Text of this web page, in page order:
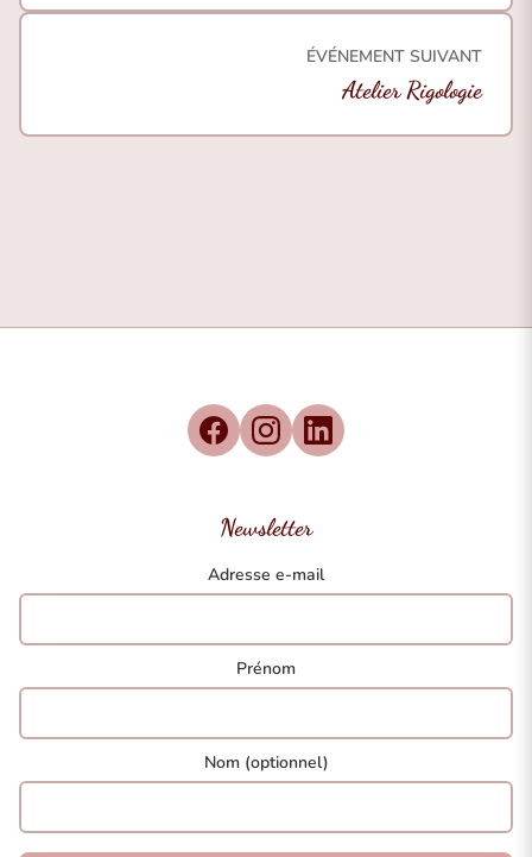
ÉVÉNEMENT SUIVANT
Atelier Rigologie
Newsletter
Adresse e-mail
Prénom
Nom (optionnel)